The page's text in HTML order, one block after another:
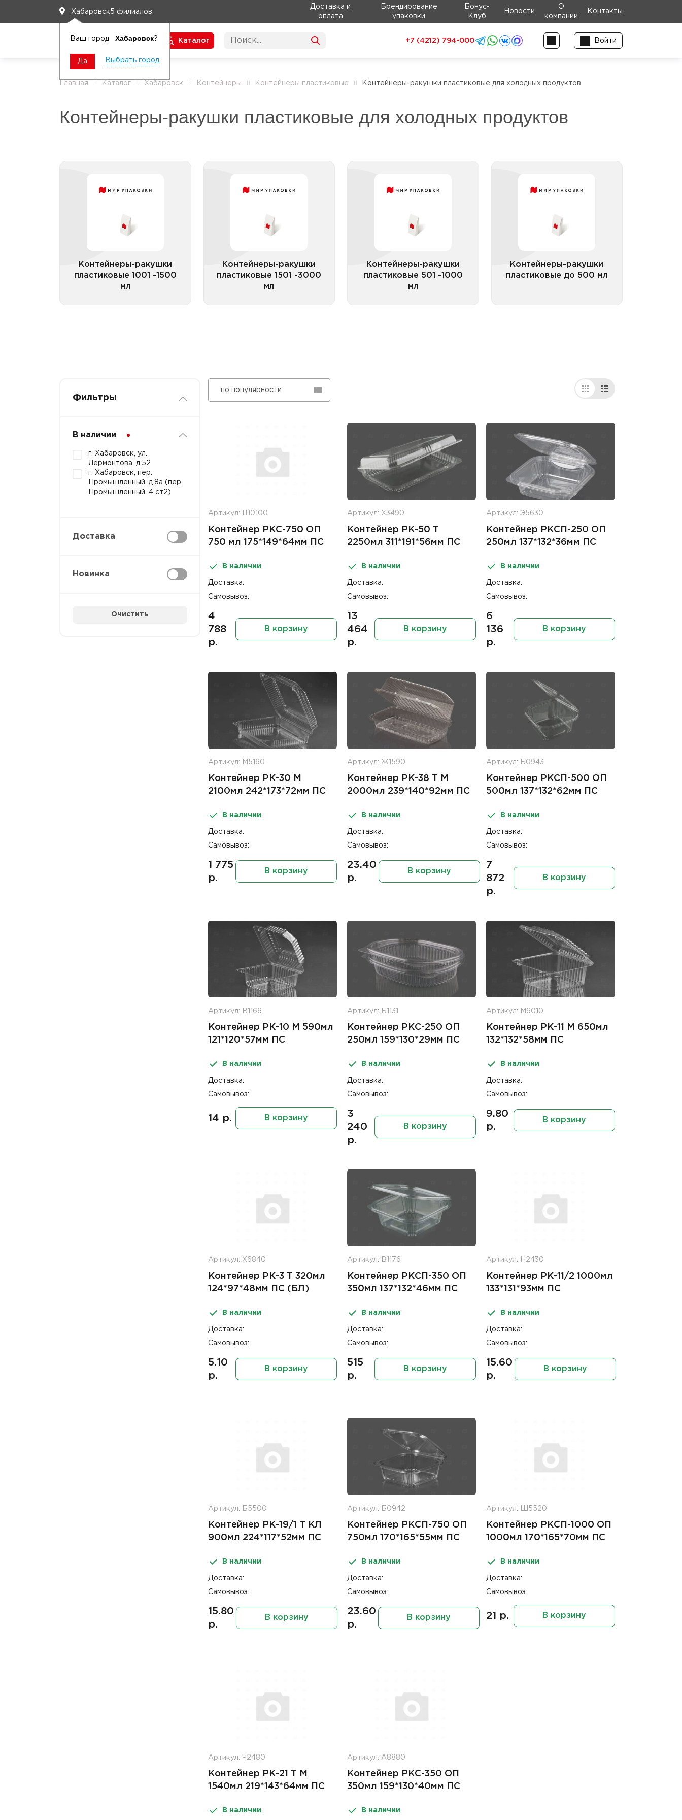
Хабаровск5 филиалов
Ваш город Хабаровск?
Да Выбрать город
Доставка и
оплата
Брендирование
упаковки
Бонус-
Клуб
Новости
О
компании
Контакты
Каталог +7 (4212) 794-000 Войти
Главная Каталог Хабаровск Контейнеры Контейнеры пластиковые Контейнеры-ракушки пластиковые для холодных продуктов
Контейнеры-ракушки пластиковые для холодных продуктов
Контейнеры-ракушки
пластиковые 1001 -1500
мл
пластиковые 1001 -1500
Все категории
Контейнеры-ракушки
пластиковые 1501 -3000
мл
пластиковые 1501 -3000
Все категории
Контейнеры-ракушки
пластиковые 501 -1000
мл
пластиковые 501 -1000
Все категории
Контейнеры-ракушки
пластиковые до 500 мл
пластиковые до 500 мл
Фильтры
В наличии
г. Хабаровск, ул.
Лермонтова, д.52
г. Хабаровск, пер.
Промышленный, д.8а (пер.
Промышленный, 4 ст2)
Доставка
Новинка
Очистить
по популярности
Артикул: Ш0100
Контейнер РКС-750 ОП
750 мл 175*149*64мм ПС
В наличии
Доставка:
Самовывоз:
4
788
р.
В корзину
Артикул: Х3490
Контейнер РК-50 Т
2250мл 311*191*56мм ПС
В наличии
Доставка:
Самовывоз:
13
464
р.
В корзину
Артикул: Э5630
Контейнер РКСП-250 ОП
250мл 137*132*36мм ПС
В наличии
Доставка:
Самовывоз:
6
136
р.
В корзину
Артикул: М5160
Контейнер РК-30 М
2100мл 242*173*72мм ПС
В наличии
Доставка:
Самовывоз:
1 775
р.
В корзину
Артикул: Ж1590
Контейнер РК-38 Т М
2000мл 239*140*92мм ПС
В наличии
Доставка:
Самовывоз:
23.40
р.
В корзину
Артикул: Б0943
Контейнер РКСП-500 ОП
500мл 137*132*62мм ПС
В наличии
Доставка:
Самовывоз:
7
872
р.
В корзину
Артикул: В1166
Контейнер РК-10 М 590мл
121*120*57мм ПС
В наличии
Доставка:
Самовывоз:
14 р. В корзину
Артикул: Б1131
Контейнер РКС-250 ОП
250мл 159*130*29мм ПС
В наличии
Доставка:
Самовывоз:
3
240
р.
В корзину
Артикул: М6010
Контейнер РК-11 М 650мл
132*132*58мм ПС
В наличии
Доставка:
Самовывоз:
9.80
р.
В корзину
Артикул: Х6840
Контейнер РК-3 Т 320мл
124*97*48мм ПС (БЛ)
В наличии
Доставка:
Самовывоз:
5.10
р.
В корзину
Артикул: В1176
Контейнер РКСП-350 ОП
350мл 137*132*46мм ПС
В наличии
Доставка:
Самовывоз:
515
р.
В корзину
Артикул: Н2430
Контейнер РК-11/2 1000мл
133*131*93мм ПС
В наличии
Доставка:
Самовывоз:
15.60
р.
В корзину
Артикул: Б5500
Контейнер РК-19/1 Т КЛ
900мл 224*117*52мм ПС
В наличии
Доставка:
Самовывоз:
15.80
р.
В корзину
Артикул: Б0942
Контейнер РКСП-750 ОП
750мл 170*165*55мм ПС
В наличии
Доставка:
Самовывоз:
23.60
р.
В корзину
Артикул: Ш5520
Контейнер РКСП-1000 ОП
1000мл 170*165*70мм ПС
В наличии
Доставка:
Самовывоз:
21 р. В корзину
Артикул: Ч2480
Контейнер РК-21 Т М
1540мл 219*143*64мм ПС
В наличии
Артикул: А8880
Контейнер РКС-350 ОП
350мл 159*130*40мм ПС
В наличии